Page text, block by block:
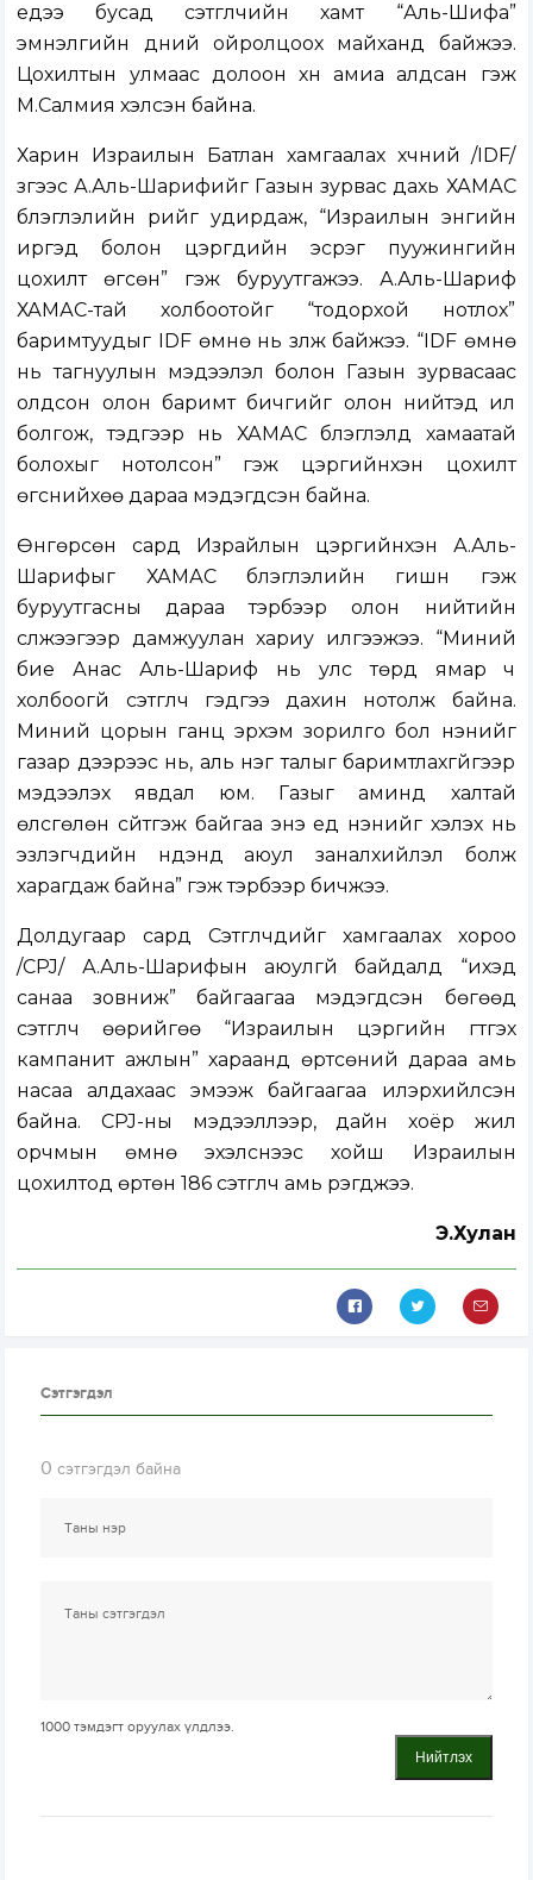
үедээ бусад сэтгүүлчийн хамт “Аль-Шифа”
эмнэлгийн үүдний ойролцоох майханд байжээ.
Цохилтын улмаас долоон хүн амиа алдсан гэж
М.Салмия хэлсэн байна.
Харин Израилын Батлан хамгаалах хүчний /IDF/
зүгээс А.Аль-Шарифийг Газын зурвас дахь ХАМАС
бүлэглэлийн үүрийг удирдаж, “Израилын энгийн
иргэд болон цэргүүдийн эсрэг пуужингийн
цохилт өгсөн” гэж буруутгажээ. А.Аль-Шариф
ХАМАС-тай холбоотойг “тодорхой нотлох”
баримтуудыг IDF өмнө нь үзүүлж байжээ. “IDF өмнө
нь тагнуулын мэдээлэл болон Газын зурвасаас
олдсон олон баримт бичгийг олон нийтэд ил
болгож, тэдгээр нь ХАМАС бүлэглэлд хамаатай
болохыг нотолсон” гэж цэргийнхэн цохилт
өгснийхөө дараа мэдэгдсэн байна.
Өнгөрсөн сард Израйлын цэргийнхэн А.Аль-
Шарифыг ХАМАС бүлэглэлийн гишүүн гэж
буруутгасны дараа тэрбээр олон нийтийн
сүлжээгээр дамжуулан хариу илгээжээ. “Миний
бие Анас Аль-Шариф нь улс төрд ямар ч
холбоогүй сэтгүүлч гэдгээ дахин нотолж байна.
Миний цорын ганц эрхэм зорилго бол үнэнийг
газар дээрээс нь, аль нэг талыг баримтлахгүйгээр
мэдээлэх явдал юм. Газыг аминд халтай
өлсгөлөн сүйтгэж байгаа энэ үед үнэнийг хэлэх нь
эзлэгчдийн нүдэнд аюул заналхийлэл болж
харагдаж байна” гэж тэрбээр бичжээ.
Долдугаар сард Сэтгүүлчдийг хамгаалах хороо
/CPJ/ А.Аль-Шарифын аюулгүй байдалд “ихэд
санаа зовниж” байгаагаа мэдэгдсэн бөгөөд
сэтгүүлч өөрийгөө “Израилын цэргийн гүтгэх
кампанит ажлын” хараанд өртсөний дараа амь
насаа алдахаас эмээж байгаагаа илэрхийлсэн
байна. CPJ-ны мэдээллээр, дайн хоёр жил
орчмын өмнө эхэлснээс хойш Израилын
цохилтод өртөн 186 сэтгүүлч амь үрэгджээ.
Э.Хулан
Сэтгэгдэл
0 сэтгэгдэл байна
1000 тэмдэгт оруулах үлдлээ.
Нийтлэх